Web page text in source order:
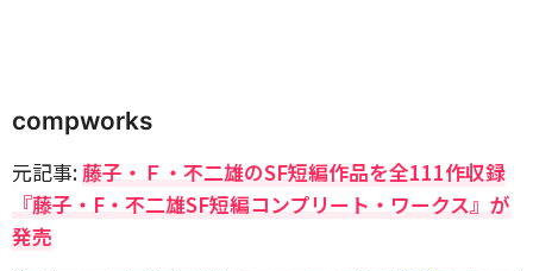
compworks
元記事:藤子・Ｆ・不二雄のSF短編作品を全111作収録
『藤子・F・不二雄SF短編コンプリート・ワークス』が
発売